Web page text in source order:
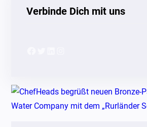
Verbinde Dich mit uns